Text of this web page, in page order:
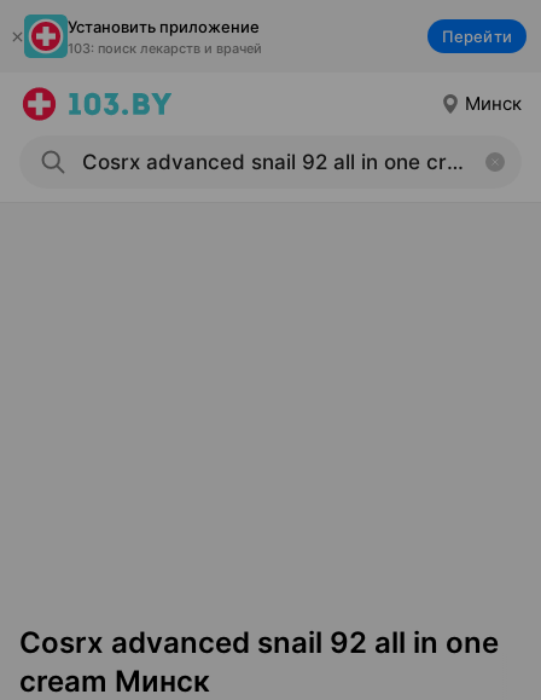
Установить приложение
103: поиск лекарств и врачей
Перейти
Минск
Cosrx advanced snail 92 all in one
cream Минск